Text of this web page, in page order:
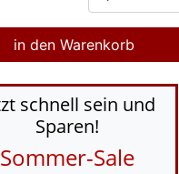
schnell sein und
Sparen!
Sommer-Sale